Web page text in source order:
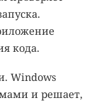
кода.
Windows
и решает,